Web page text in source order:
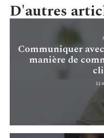
D'autres
Communiquer
manière de
11